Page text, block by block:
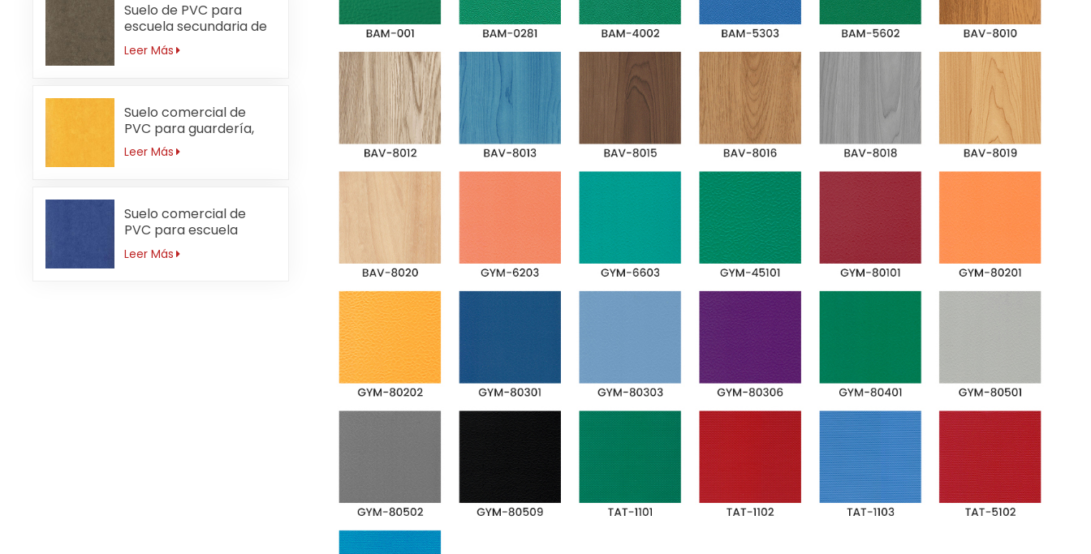
Suelo de PVC para
escuela secundaria de
3 mm resistente al
desgaste
Leer Más
Suelo comercial de
PVC para guardería,
resistente al agua,
3mm
Leer Más
Suelo comercial de
PVC para escuela
primaria antideslizante
de 3mm
Leer Más